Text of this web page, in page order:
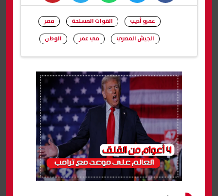
شارك
عمرو أديب القوات المسلحة
مصر
الجيش المصري
مي عمر الوطن